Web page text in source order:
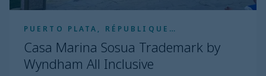
PUERTO PLATA, RÉPUBLIQUE
Casa Marina Sosua Trademark by
Wyndham All Inclusive